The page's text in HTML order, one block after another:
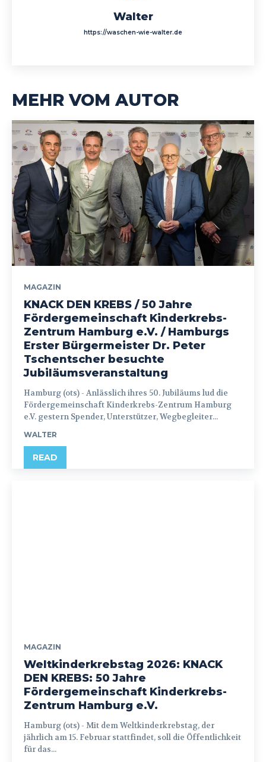
Walter
https://waschen-wie-walter.de
MEHR VOM AUTOR
MAGAZIN
KNACK DEN KREBS / 50 Jahre
Fördergemeinschaft Kinderkrebs-
Zentrum Hamburg e.V. / Hamburgs
Erster Bürgermeister Dr. Peter
Tschentscher besuchte
Jubiläumsveranstaltung
Hamburg (ots) - Anlässlich ihres 50. Jubiläums lud die
Fördergemeinschaft Kinderkrebs-Zentrum Hamburg
e.V. gestern Spender, Unterstützer, Wegbegleiter...
WALTER
READ
MAGAZIN
Weltkinderkrebstag 2026: KNACK
DEN KREBS: 50 Jahre
Fördergemeinschaft Kinderkrebs-
Zentrum Hamburg e.V.
Hamburg (ots) - Mit dem Weltkinderkrebstag, der
jährlich am 15. Februar stattfindet, soll die Öffentlichkeit
für das...